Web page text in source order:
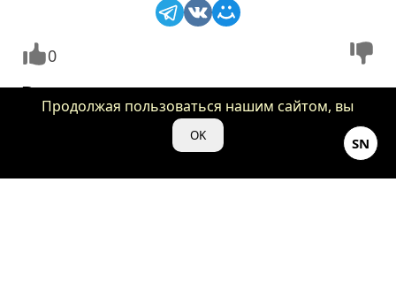
0
Вам может понравиться:
SN
Продолжая пользоваться нашим сайтом, вы
даете нам свое согласие на использование
файлов cookie для аналитики и рекламы.
OK